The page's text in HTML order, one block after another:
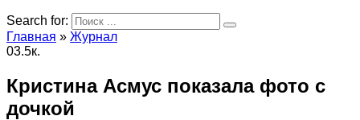
Search for:
Главная » Журнал
03.5к.
Кристина Асмус показала фото с
дочкой